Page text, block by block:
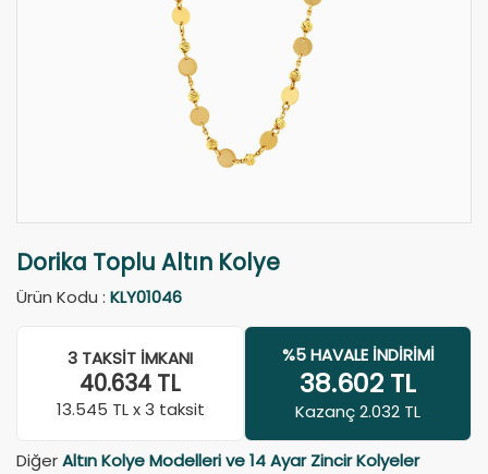
Dorika Toplu Altın Kolye
Ürün Kodu : KLY01046
3 TAKSIT İMKANI
40.634 TL
13.545 TL x 3 taksit
%5 HAVALE İNDIRIMI
38.602 TL
Kazanç 2.032 TL
DiğerAltın Kolye Modelleri ve 14 Ayar Zincir Kolyeler